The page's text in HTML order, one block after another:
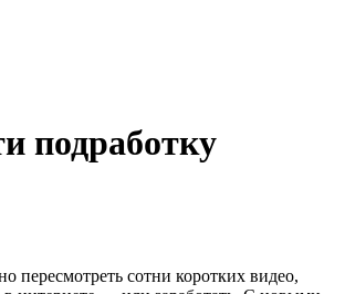
подработку
пересмотреть сотни коротких видео,